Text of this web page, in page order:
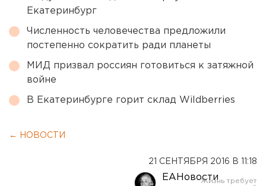
Екатеринбург
Численность человечества предложили
постепенно сократить ради планеты
МИД призвал россиян готовиться к затяжной
войне
В Екатеринбурге горит склад Wildberries
← НОВОСТИ
21 СЕНТЯБРЯ 2016 В 11:18
ЕАНовости